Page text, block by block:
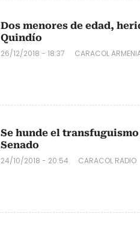
Dos menores de edad,
Quindío
26/12/2018 - 18:37 CARACOL
Se hunde el
Senado
24/10/2018 - 20:54 CARACOL RADIO